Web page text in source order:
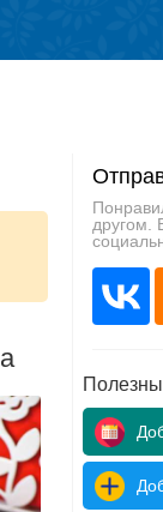
другом.